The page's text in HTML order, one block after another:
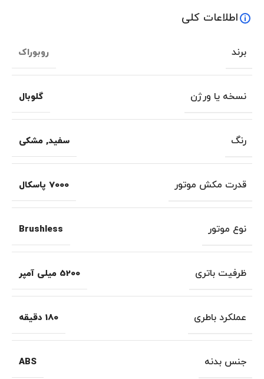
اطلاعات کلی
برند روبوراک
نسخه یا ورژن گلوبال
رنگ سفید, مشکی
قدرت مکش موتور 7000 پاسکال
نوع موتور Brushless
ظرفیت باتری 5200 میلی آمپر
عملکرد باطری 180 دقیقه
جنس بدنه ABS